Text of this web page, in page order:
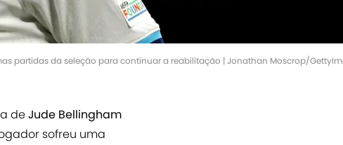
partidas da seleção para continuar a reabilitação | Jonathan Moscrop/
deJude Bellingham
sofreu uma